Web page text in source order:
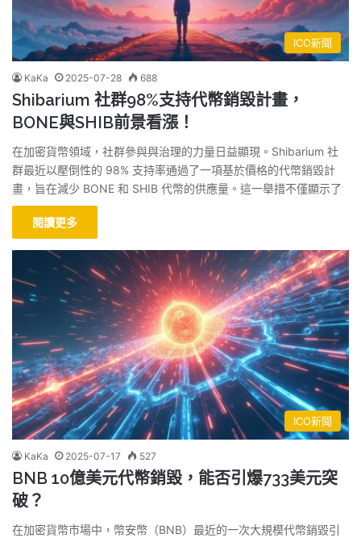
ICO新聞
KaKa 2025-07-28 688
Shibarium 社群98%支持代幣銷毀計畫，
BONE與SHIB前景看漲！
在加密貨幣領域，社群參與與治理的力量日益顯現。Shibarium 社
群最近以壓倒性的 98% 支持率通過了一項基於價格的代幣銷毀計
畫，旨在減少 BONE 和 SHIB 代幣的供應量。這一舉措不僅顯示了
閱讀更多
ICO新聞
KaKa 2025-07-17 527
BNB 10億美元代幣銷毀，能否引爆733美元突
破？
在加密貨幣市場中，幣安幣（BNB）最近的一次大規模代幣銷毀引